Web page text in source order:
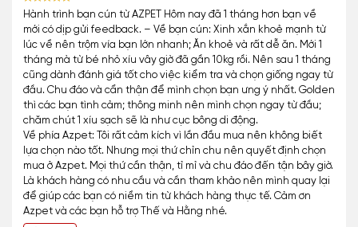
Hành trình bạn cún từ AZPET Hôm nay đã 1 tháng hơn bạn về
mới có dịp gửi feedback. – Về bạn cún: Xinh xắn khoẻ mạnh từ
lúc về nên trộm vía bạn lớn nhanh; Ăn khoẻ và rất dễ ăn. Mới 1
tháng mà từ bé nhỏ xíu vây giờ đã gần 10kg rồi. Nên sau 1 tháng
cũng dành đánh giá tốt cho việc kiểm tra và chọn giống ngay từ
đầu. Chu đáo và cẩn thận để mình chọn bạn ưng ý nhất. Golden
thì các bạn tình cảm; thông minh nên mình chọn ngay từ đầu;
chăm chút 1 xíu sạch sẽ là như cục bông di động.
Về phía Azpet: Tôi rất cảm kích vì lần đầu mua nên không biết
lựa chọn nào tốt. Nhưng mọi thứ chỉn chu nên quyết định chọn
mua ở Azpet. Mọi thứ cần thận, tỉ mỉ và chu đáo đến tận bây giờ.
Là khách hàng có nhu cầu và cần tham khảo nên mình quay lại
để giúp các bạn có niềm tin từ khách hàng thực tế. Cảm ơn
Azpet và các bạn hỗ trợ Thế và Hằng nhé.